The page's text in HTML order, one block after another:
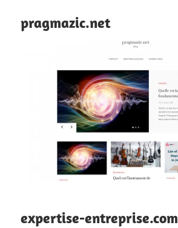
pragmazic.net
expertise-entreprise.com